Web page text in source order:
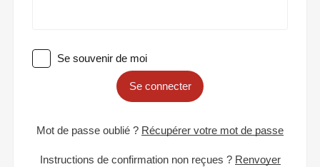
Se souvenir de moi
Se connecter
Mot de passe oublié ? Récupérer votre mot de passe
Instructions de confirmation non reçues ? Renvoyer